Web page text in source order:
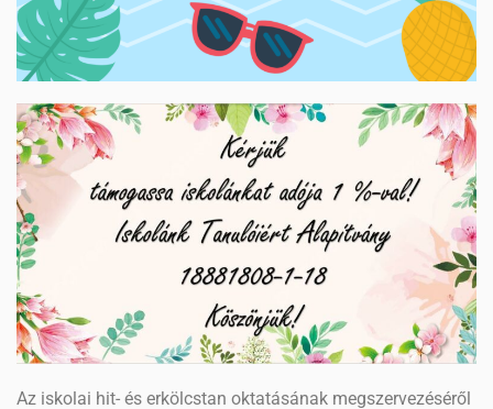
Az iskolai hit- és erkölcstan oktatásának megszervezéséről